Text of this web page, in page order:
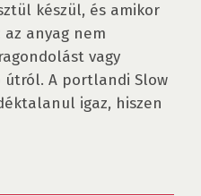
készül, és amikor
anyag nem
vagy
A portlandi Slow
igaz, hiszen